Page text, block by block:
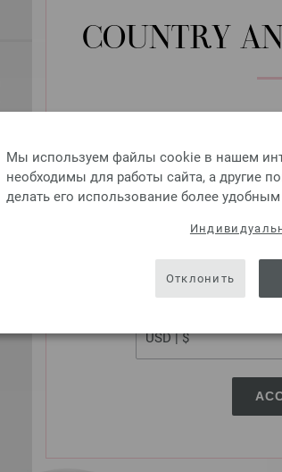
COUNTRY
LANGUAGE
SHIPPING TO
USA - The United
Мы используем файлы cookie в нашем
необходимы для работы сайта, а другие
делать его использование более
Отклонить